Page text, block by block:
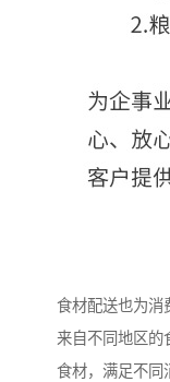
食材配送也为消
来自不同地区的
食材，满足不同